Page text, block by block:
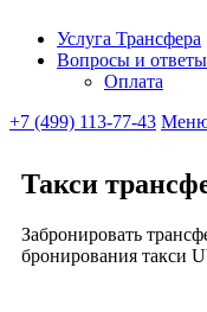
Услуга Трансфера
Вопросы и ответы
Оплата
+7 (499) 113-77-43
Такси
Забронировать
бронирования такси